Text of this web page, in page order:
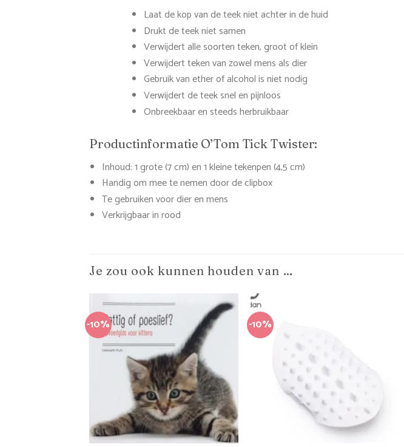
Laat de kop van de teek niet achter in de huid
Drukt de teek niet samen
Verwijdert alle soorten teken, groot of klein
Verwijdert teken van zowel mens als dier
Gebruik van ether of alcohol is niet nodig
Verwijdert de teek snel en pijnloos
Onbreekbaar en steeds herbruikbaar
Productinformatie O’Tom Tick Twister:
Inhoud: 1 grote (7 cm) en 1 kleine tekenpen (4,5 cm)
Handig om mee te nemen door de clipbox
Te gebruiken voor dier en mens
Verkrijgbaar in rood
Je zou ook kunnen houden van …
-10%
+
-10%